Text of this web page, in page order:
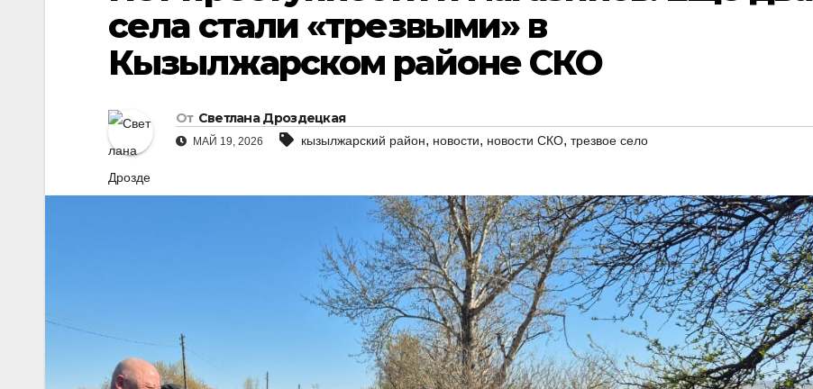
села стали «трезвыми» в
Кызылжарском районе СКО
От Светлана Дроздецкая
МАЙ 19, 2026 кызылжарский район, новости, новости СКО, трезвое село